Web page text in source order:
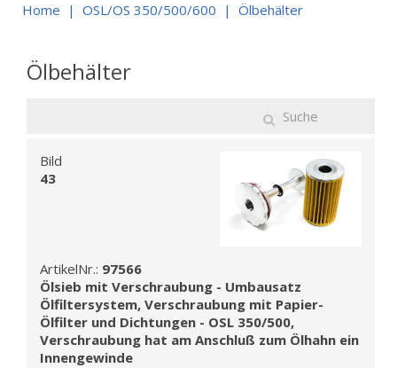
Home OSL/OS 350/500/600 Ölbehälter
Ölbehälter
Bild
43
ArtikelNr.: 97566
Ölsieb mit Verschraubung - Umbausatz
Ölfiltersystem, Verschraubung mit Papier-
Ölfilter und Dichtungen - OSL 350/500,
Verschraubung hat am Anschluß zum Ölhahn ein
Innengewinde